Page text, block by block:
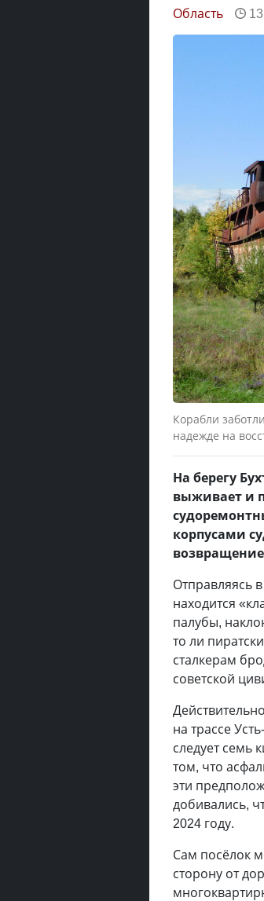
Область
Корабли
надежде на
На берегу
выживает и
корпусами
Отправляясь
находится
палубы,
то ли
сталкерам
советской
на трассе
следует семь
том, что
эти
добивались,
2024 году.
Сам посёлок
сторону от